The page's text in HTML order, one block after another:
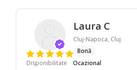
Laura C
Cluj-Napoca, Cluj
Bonă
Disponibilitate
Ocazional